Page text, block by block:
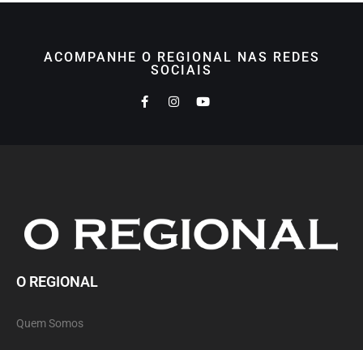
ACOMPANHE O REGIONAL NAS REDES
SOCIAIS
O REGIONAL
Quem Somos